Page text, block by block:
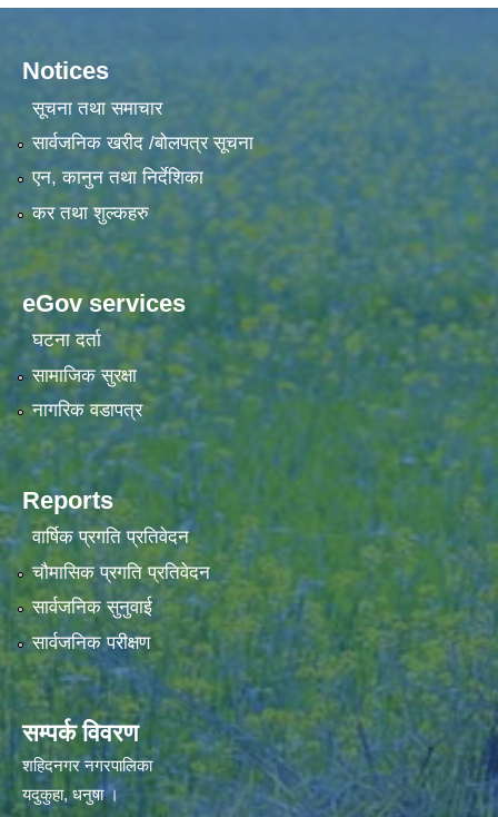
Notices
सूचना तथा समाचार
सार्वजनिक खरीद /बोलपत्र सूचना
एन, कानुन तथा निर्देशिका
कर तथा शुल्कहरु
eGov services
घटना दर्ता
सामाजिक सुरक्षा
नागरिक वडापत्र
Reports
वार्षिक प्रगति प्रतिवेदन
चौमासिक प्रगति प्रतिवेदन
सार्वजनिक सुनुवाई
सार्वजनिक परीक्षण
सम्पर्क विवरण
शहिदनगर नगरपालिका
यदुकुहा, धनुषा ।